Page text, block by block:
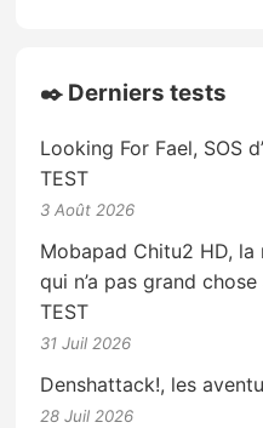
✒️ Derniers tests
Looking For Fael, SOS
TEST
3 Août 2026
Mobapad Chitu2 HD,
qui n’a pas grand
TEST
31 Juil 2026
Denshattack!, les
28 Juil 2026